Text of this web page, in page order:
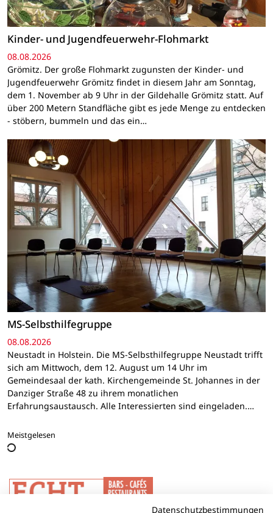
Kinder- und Jugendfeuerwehr-Flohmarkt
08.08.2026
Grömitz. Der große Flohmarkt zugunsten der Kinder- und
Jugendfeuerwehr Grömitz findet in diesem Jahr am Sonntag,
dem 1. November ab 9 Uhr in der Gildehalle Grömitz statt. Auf
über 200 Metern Standfläche gibt es jede Menge zu entdecken
- stöbern, bummeln und das ein…
MS-Selbsthilfegruppe
08.08.2026
Neustadt in Holstein. Die MS-Selbsthilfegruppe Neustadt trifft
sich am Mittwoch, dem 12. August um 14 Uhr im
Gemeindesaal der kath. Kirchengemeinde St. Johannes in der
Danziger Straße 48 zu ihrem monatlichen
Erfahrungsaustausch. Alle Interessierten sind eingeladen.…
Meistgelesen
Datenschutzbestimmungen